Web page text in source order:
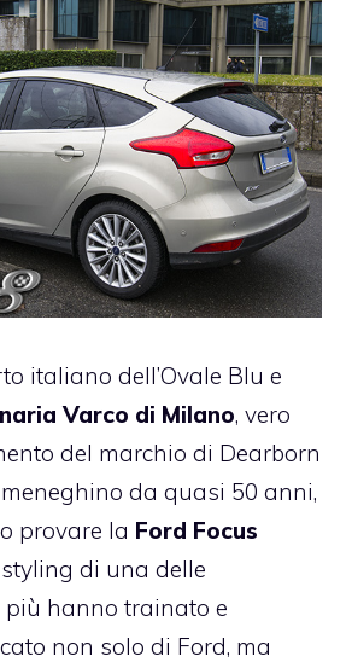
italiano dell’Ovale Blu e
Varco di Milano, vero
del marchio di Dearborn
da quasi 50 anni,
provare la Ford Focus
di una delle
hanno trainato e
non solo di Ford, ma